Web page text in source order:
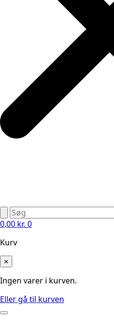
0,00 kr. 0
Kurv
×
Ingen varer i kurven.
Eller gå til kurven